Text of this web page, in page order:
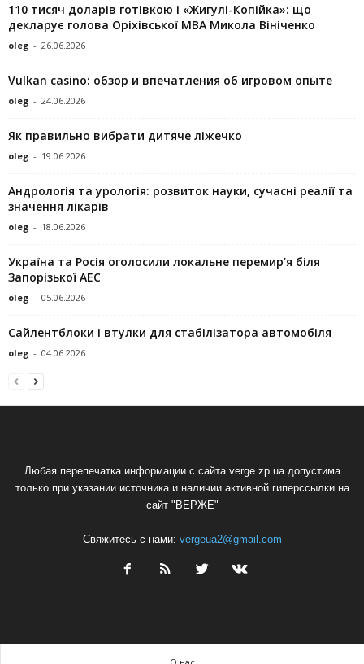
110 тисяч доларів готівкою і «Жигулі-Копійка»: що
декларує голова Оріхівської МВА Микола Вініченко
oleg - 26.06.2026
Vulkan casino: обзор и впечатления об игровом опыте
oleg - 24.06.2026
Як правильно вибрати дитяче ліжечко
oleg - 19.06.2026
Андрологія та урологія: розвиток науки, сучасні реалії та
значення лікарів
oleg - 18.06.2026
Україна та Росія оголосили локальне перемир’я біля
Запорізької АЕС
oleg - 05.06.2026
Сайлентблоки і втулки для стабілізатора автомобіля
oleg - 04.06.2026
Любая перепечатка информации с сайта verge.zp.ua допустима
только при указании источника и наличии активной гиперссылки на
сайт "ВЕРЖЕ"
Свяжитесь с нами: vergeua2@gmail.com